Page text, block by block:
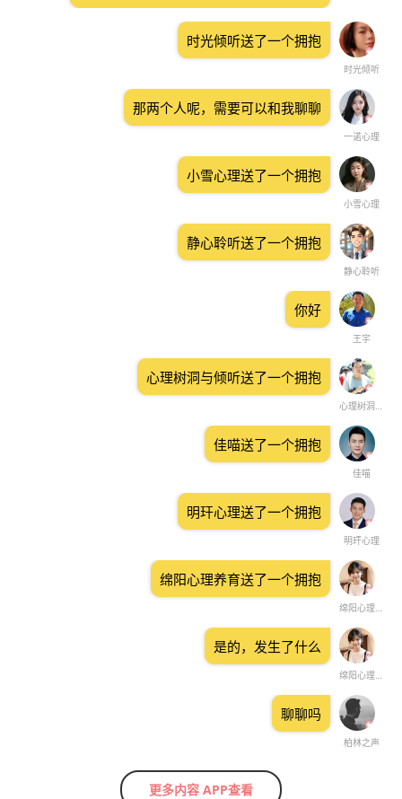
时光倾听
时光倾听送了一个拥抱
一诺心理
那两个人呢，需要可以和我聊聊
小雪心理
小雪心理送了一个拥抱
静心聆听
静心聆听送了一个拥抱
王宇
你好
心理树洞与倾听
心理树洞与倾听送了一个拥抱
佳喵
佳喵送了一个拥抱
明玕心理
明玕心理送了一个拥抱
绵阳心理养育
绵阳心理养育送了一个拥抱
绵阳心理养育
是的，发生了什么
柏林之声
聊聊吗
更多内容 APP查看